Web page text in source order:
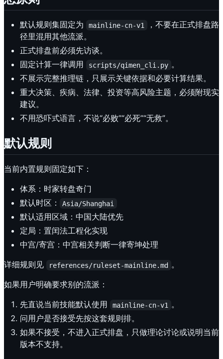
默认规则集固定为 mainline-cn-v1
，不要在正式排盘路
径里混用其他流派。
正式排盘前必须先访谈。
固定计算一律调用
scripts/qimen_cli.py 。
不展示完整推理链，只展示关键依据和必要计算结果。
重大决策、疾病、法律、投资等高风险主题，必须附现实
建议。
不用恐吓式语言，不说“必败”“必死”“无救”。
默认规则
当前内置规则固定如下：
体系：时家转盘奇门
默认时区：
Asia/Shanghai
默认适用区域：中国大陆优先
定局：置闰法工程化实现
中宫/寄宫：中宫相关判断一律寄坤处理
详细规则见
references/ruleset-mainline.md 。
如果用户明确要求别的流派：
先直说当前技能默认使用
mainline-cn-v1 。
问用户是否接受先按这套规则排。
如果不接受，不进入正式排盘，只做理论讨论或说明当前
版本不支持。